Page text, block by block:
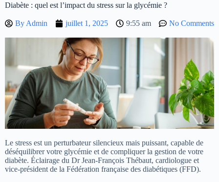
Diabète : quel est l’impact du stress sur la glycémie ?
By Admin juillet 1, 2025 9:55 am No Comments
Le stress est un perturbateur silencieux mais puissant, capable de
déséquilibrer votre glycémie et de compliquer la gestion de votre
diabète. Éclairage du Dr Jean-François Thébaut, cardiologue et
vice-président de la Fédération française des diabétiques (FFD).